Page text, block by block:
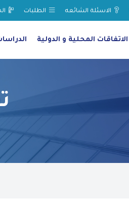
الاسئلة الشائعه الطلبات
الاتفاقات المحلية و الدولية